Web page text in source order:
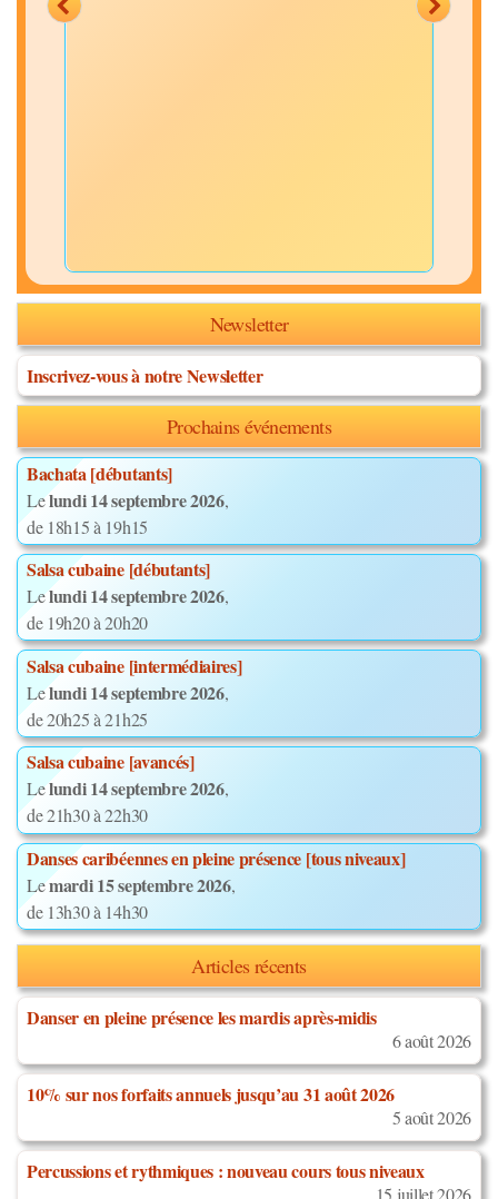
Newsletter
Inscrivez-vous à notre Newsletter
Prochains événements
Bachata [débutants]
Lelundi 14 septembre 2026,
de 18h15 à 19h15
Salsa cubaine [débutants]
Lelundi 14 septembre 2026,
de 19h20 à 20h20
Salsa cubaine [intermédiaires]
Lelundi 14 septembre 2026,
de 20h25 à 21h25
Salsa cubaine [avancés]
Lelundi 14 septembre 2026,
de 21h30 à 22h30
Danses caribéennes en pleine présence [tous niveaux]
Lemardi 15 septembre 2026,
de 13h30 à 14h30
Articles récents
Danser en pleine présence les mardis après-midis
6 août 2026
10% sur nos forfaits annuels jusqu’au 31 août 2026
5 août 2026
Percussions et rythmiques : nouveau cours tous niveaux
15 juillet 2026